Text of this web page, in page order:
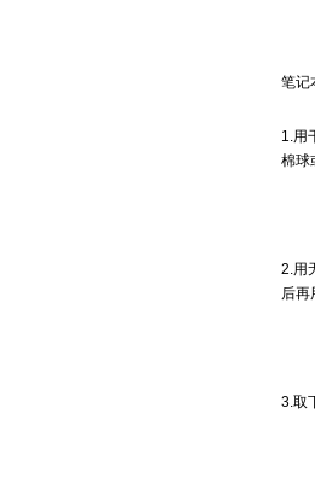
笔记
1.用
棉球
2.用
后再
3.取